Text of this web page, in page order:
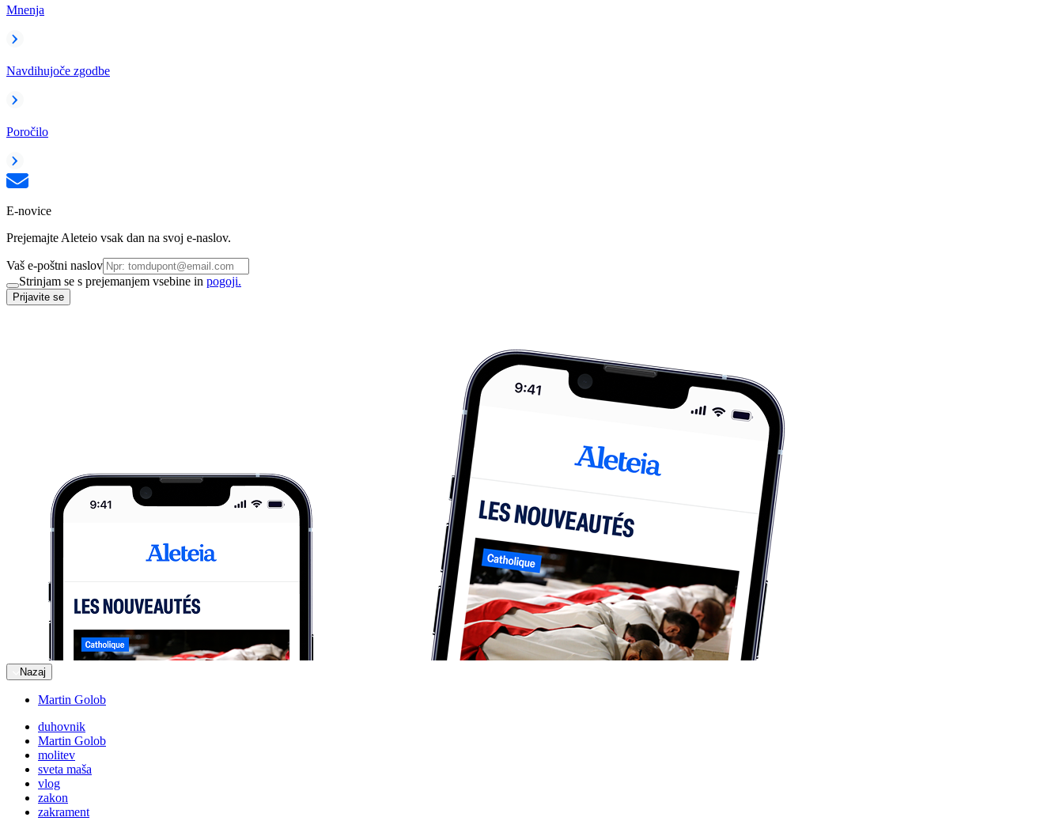
Mnenja
Navdihujoče zgodbe
Poročilo
E-novice
Prejemajte Aleteio vsak dan na svoj e-naslov.
Vaš e-poštni naslov
Strinjam se s prejemanjem vsebine in pogoji.
Prijavite se
Nazaj
Martin Golob
duhovnik
Martin Golob
molitev
sveta maša
vlog
zakon
zakrament